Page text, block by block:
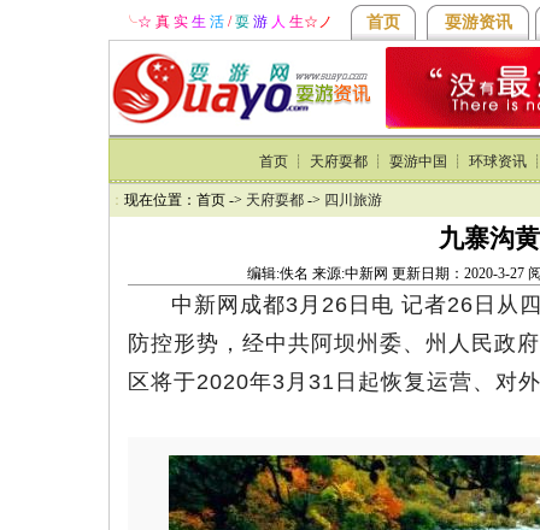
╰☆ 真 实 生 活 /耍 游人 生☆ ノ 首页 耍游资讯
首页 ┊ 天府耍都 ┊ 耍游中国 ┊ 环球资讯
： 现在位置：首页 -> 天府耍都 -> 四川旅游
九寨沟
编辑:佚名 来源:中新网 更新日期：2020-3-27
中新网成都3月26日电 记者26日从
防控形势，经中共阿坝州委、州人民政
区将于2020年3月31日起恢复运营、对